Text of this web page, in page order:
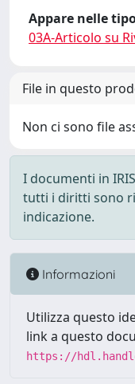
Appare nelle
03A-Articolo su
File in questo
Non ci sono file
I documenti in
tutti i diritti sono
indicazione.
Informazioni
Utilizza questo
link a questo
https://